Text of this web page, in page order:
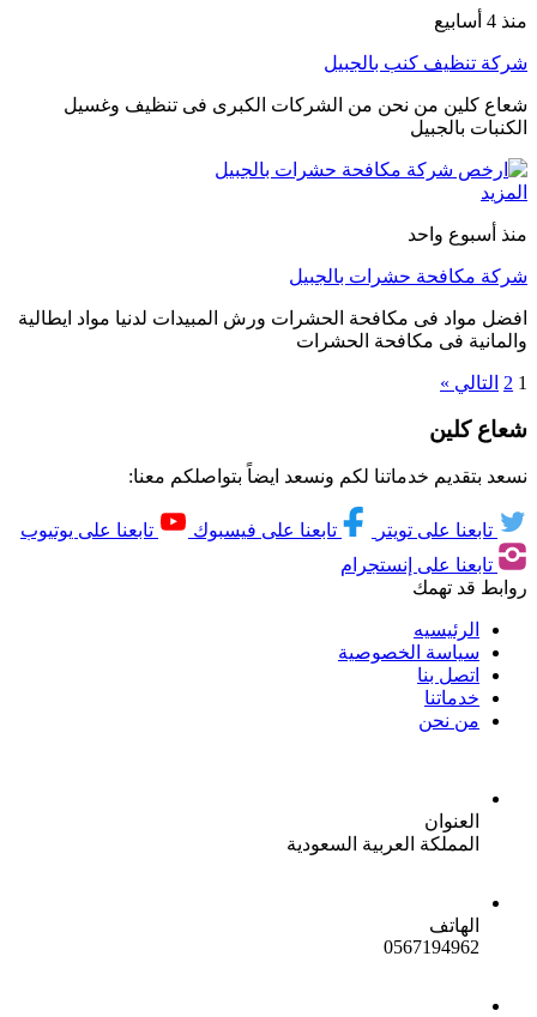
منذ 4 أسابيع
شركة تنظيف كنب بالجبيل
شعاع كلين من نحن من الشركات الكبرى فى تنظيف وغسيل
الكنبات بالجبيل
المزيد
منذ أسبوع واحد
شركة مكافحة حشرات بالجبيل
افضل مواد فى مكافحة الحشرات ورش المبيدات لدنيا مواد ايطالية
والمانية فى مكافحة الحشرات
1
2 التالي »
شعاع كلين
نسعد بتقديم خدماتنا لكم ونسعد ايضاً بتواصلكم معنا:
تابعنا على تويتر تابعنا على فيسبوك
تابعنا على يوتيوب
تابعنا على إنستجرام
روابط قد تهمك
الرئيسيه
سياسة الخصوصية
اتصل بنا
خدماتنا
من نحن
العنوان
المملكة العربية السعودية
الهاتف
0567194962